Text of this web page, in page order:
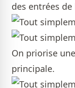
des entrées
On priorise
principale.